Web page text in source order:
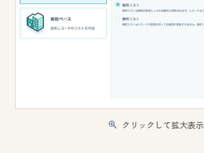
クリックして拡大表示